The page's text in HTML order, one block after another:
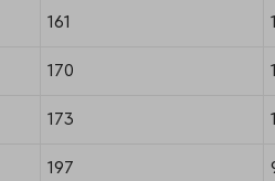
161
170
173
197